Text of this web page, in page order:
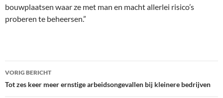
bouwplaatsen waar ze met man en macht allerlei risico’s
proberen te beheersen.”
Bericht
navigatie
VORIG BERICHT
Tot zes keer meer ernstige arbeidsongevallen bij kleinere bedrijven